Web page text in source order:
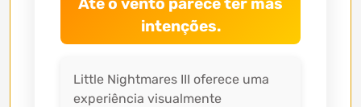
intenções.
Little Nightmares III oferece uma
experiência visualmente